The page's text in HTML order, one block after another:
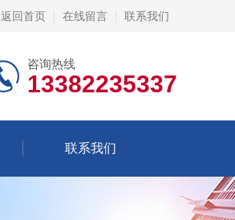
返回首页 在线留言 联系我们
咨询热线
13382235337
联系我们